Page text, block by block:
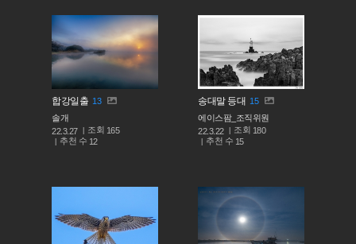
합강일출 13
솔개
22.3.27
조회 165
추천 수 12
송대말 등대 15
에이스팜_조직위원
22.3.22
조회 180
추천 수 15